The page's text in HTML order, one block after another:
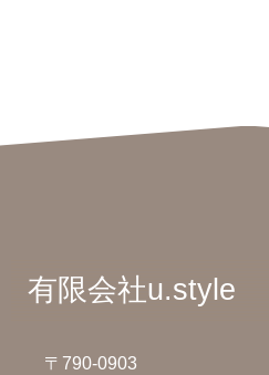
有限会社u.style
〒790-0903